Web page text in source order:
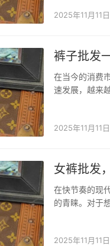
2025年11月11日
裤子批发
在当今的消费
速发展，越来
2025年11月11日
女裤批发
在快节奏的现
的青睐。对于
2025年11月11日